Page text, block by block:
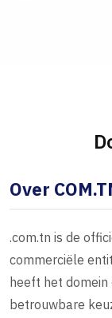
Over
.com.tn is de
commerciële
heeft het
betrouwbare